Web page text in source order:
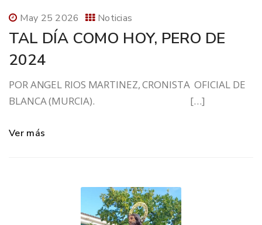
May 25 2026 Noticias
TAL DÍA COMO HOY, PERO DE
2024
POR ANGEL RIOS MARTINEZ, CRONISTA OFICIAL DE
BLANCA (MURCIA). […]
Ver más